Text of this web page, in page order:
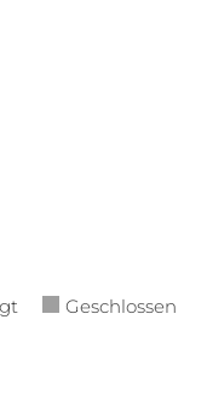
Geschlossen